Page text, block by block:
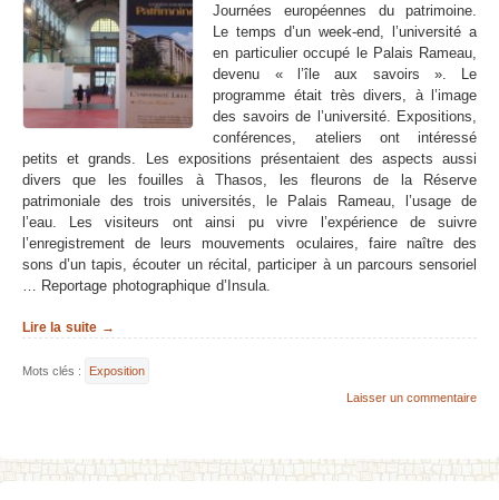
Journées européennes du patrimoine.
Le temps d’un week-end, l’université a
en particulier occupé le Palais Rameau,
devenu « l’île aux savoirs ». Le
programme était très divers, à l’image
des savoirs de l’université. Expositions,
conférences, ateliers ont intéressé
petits et grands. Les expositions présentaient des aspects aussi
divers que les fouilles à Thasos, les fleurons de la Réserve
patrimoniale des trois universités, le Palais Rameau, l’usage de
l’eau. Les visiteurs ont ainsi pu vivre l’expérience de suivre
l’enregistrement de leurs mouvements oculaires, faire naître des
sons d’un tapis, écouter un récital, participer à un parcours sensoriel
… Reportage photographique d’Insula.
Lire la suite →
Mots clés :
Exposition
Laisser un commentaire